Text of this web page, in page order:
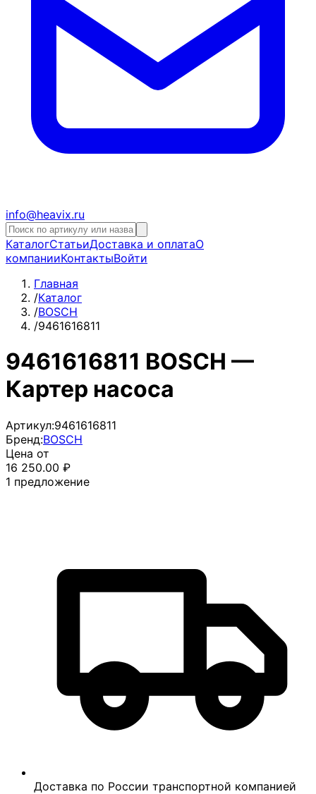
info@heavix.ru
КаталогСтатьиДоставка и оплатаО
компанииКонтактыВойти
Главная
/Каталог
/BOSCH
/9461616811
9461616811 BOSCH —
Картер насоса
Артикул:9461616811
Бренд:BOSCH
Цена от
16 250.00 ₽
1 предложение
Доставка по России транспортной компанией